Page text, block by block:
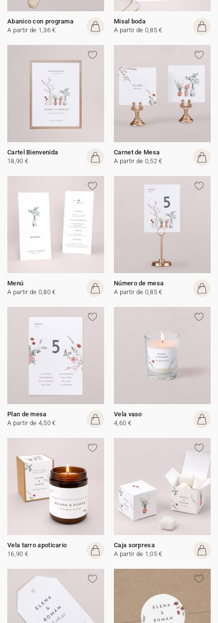
Abanico con programa
A partir de 1,36 €
Misal boda
A partir de 0,85 €
Cartel Bienvenida
18,90 €
Carnet de Mesa
A partir de 0,52 €
Menú
A partir de 0,80 €
Número de mesa
A partir de 0,85 €
Plan de mesa
A partir de 4,50 €
Vela vaso
4,60 €
Vela tarro apoticario
16,90 €
Caja sorpresa
A partir de 1,05 €